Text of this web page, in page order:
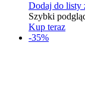
Dodaj do listy
Szybki
Kup teraz
-35%